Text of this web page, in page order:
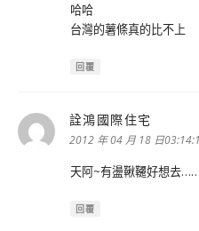
哈哈
台灣的薯條真的比不上
回覆
詮鴻國際住宅
示:
2012 年 04 月 18 日
天阿~有盪鞦韆好想去
回覆